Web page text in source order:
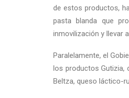
de estos productos,
pasta blanda que
inmovilización y llevar
Paralelamente, el
los productos Gutizia,
Beltza, queso láctico-